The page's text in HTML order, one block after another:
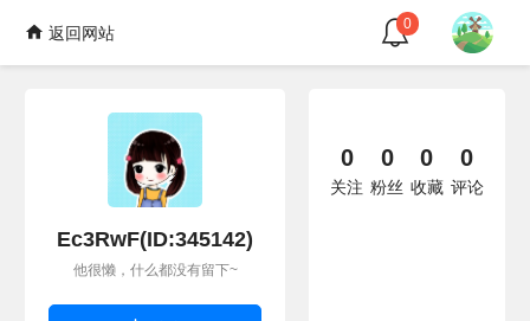
返回网站 0
Ec3RwF(ID:345142)
他很懒，什么都没有留下~
0
关注
0
粉丝
0
收藏
0
评论